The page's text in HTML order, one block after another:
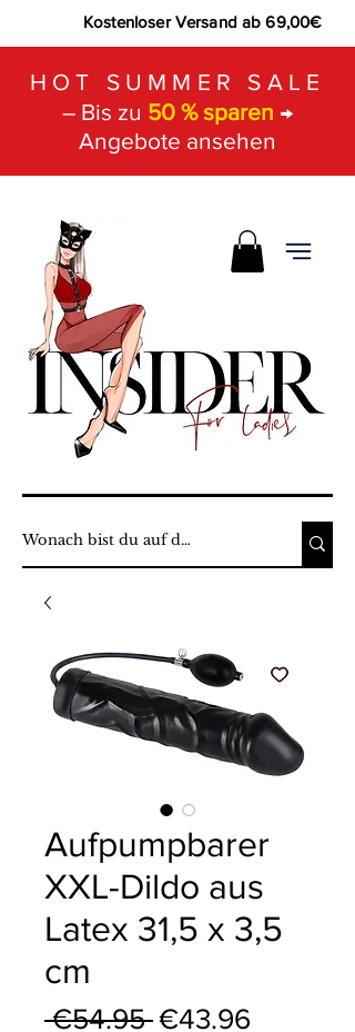
Kostenloser Versand ab 69,00€
HOT SUMMER SALE
– Bis zu 50 % sparen →
Angebote ansehen
Aufpumpbarer
XXL-Dildo aus
Latex 31,5 x 3,5
cm
€54.95 Regular Price
€43.96